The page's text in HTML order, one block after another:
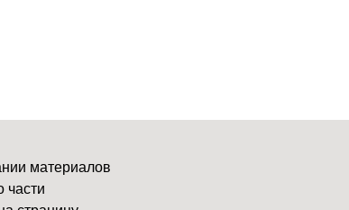
материалов
части